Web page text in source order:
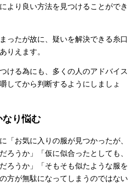
より良い方法を見つけることができ
ったが故に、疑いを解決できる糸口
りえます。
ける為にも、多くの人のアドバイス
してから判断するようにしましょ
なり悩む
「お気に入りの服が見つかったが、
ろうか」「仮に似合ったとしても、
ろうか」「そもそも似たような服を
方が無駄になってしまうのではない